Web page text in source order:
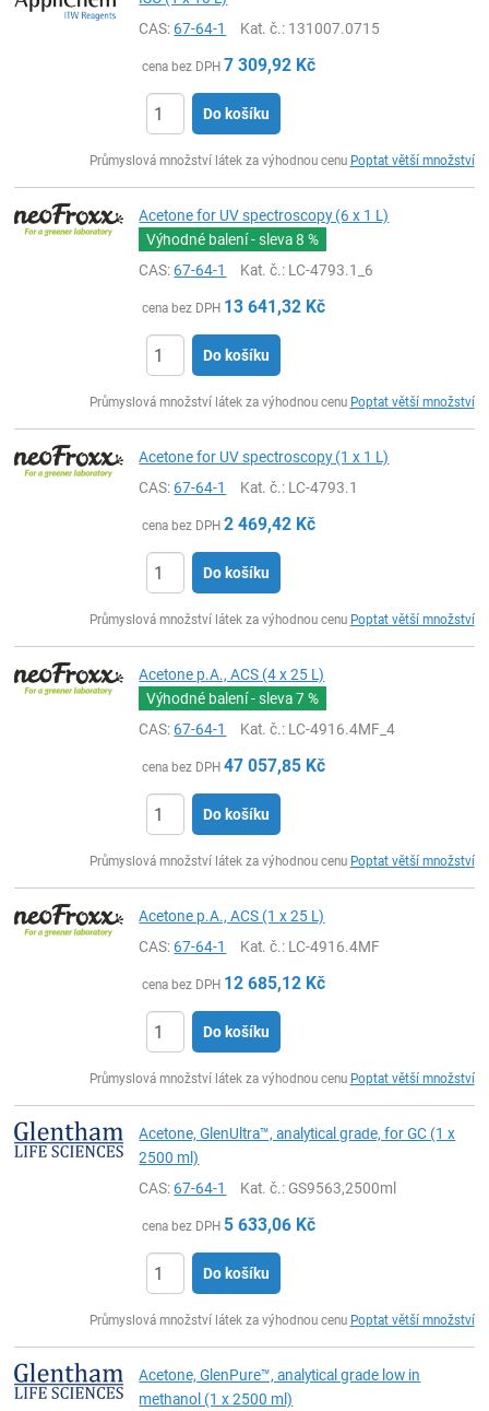
CAS:67-64-1 Kat. č.: 131007.0715
cena bez DPH 7 309,92 Kč
Do košíku
Průmyslová množství látek za výhodnou cenu Poptat větší množství
Acetone for UV spectroscopy (6 x 1 L)
Výhodné balení - sleva8 %
CAS:67-64-1 Kat. č.: LC-4793.1_6
cena bez DPH 13 641,32 Kč
Do košíku
Průmyslová množství látek za výhodnou cenu Poptat větší množství
Acetone for UV spectroscopy (1 x 1 L)
CAS:67-64-1 Kat. č.: LC-4793.1
cena bez DPH 2 469,42 Kč
Do košíku
Průmyslová množství látek za výhodnou cenu Poptat větší množství
Acetone p.A., ACS (4 x 25 L)
Výhodné balení - sleva7 %
CAS:67-64-1 Kat. č.: LC-4916.4MF_4
cena bez DPH 47 057,85 Kč
Do košíku
Průmyslová množství látek za výhodnou cenu Poptat větší množství
Acetone p.A., ACS (1 x 25 L)
CAS:67-64-1 Kat. č.: LC-4916.4MF
cena bez DPH 12 685,12 Kč
Do košíku
Průmyslová množství látek za výhodnou cenu Poptat větší množství
Acetone, GlenUltra™, analytical grade, for GC (1 x
2500 ml)
CAS:67-64-1 Kat. č.: GS9563,2500ml
cena bez DPH 5 633,06 Kč
Do košíku
Průmyslová množství látek za výhodnou cenu Poptat větší množství
Acetone, GlenPure™, analytical grade low in
methanol (1 x 2500 ml)